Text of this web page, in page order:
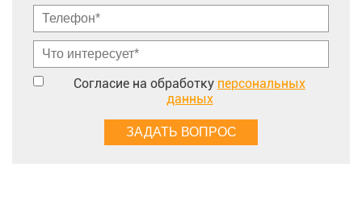
Согласие на обработку персональных
данных